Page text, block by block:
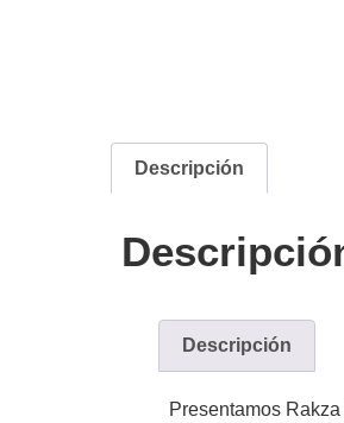
Descripción
Descripción
Presentamos